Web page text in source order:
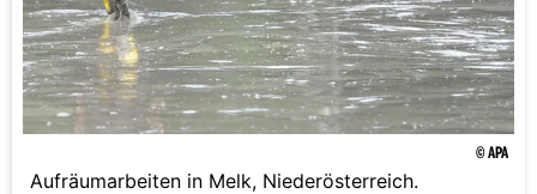
© APA
Aufräumarbeiten in Melk, Niederösterreich.